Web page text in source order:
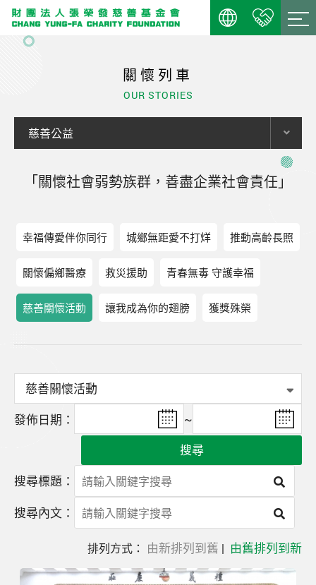
關懷列車
OUR STORIES
慈善公益
「關懷社會弱勢族群，善盡企業社會責任」
幸福傳愛伴你同行 城鄉無距愛不打烊 推動高齡長照
關懷偏鄉醫療 救災援助 青春無毒 守護幸福
慈善關懷活動 讓我成為你的翅膀 獲獎殊榮
發佈日期：
~
搜尋
搜尋標題：
搜尋內文：
排列方式： 由新排列到舊 | 由舊排列到新